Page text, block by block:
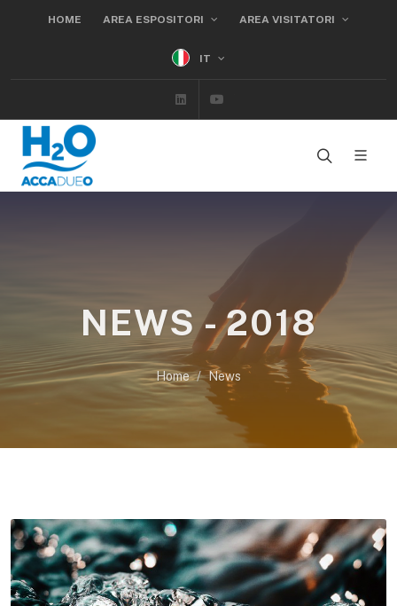
HOME AREA ESPOSITORI AREA VISITATORI
IT
Linkedin
NEWS - 2018
Home News